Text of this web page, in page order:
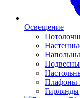
Освещение
Плафоны
Гирлянды